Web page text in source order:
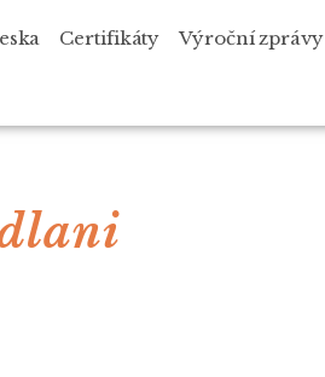
Certifikáty Výroční zprávy